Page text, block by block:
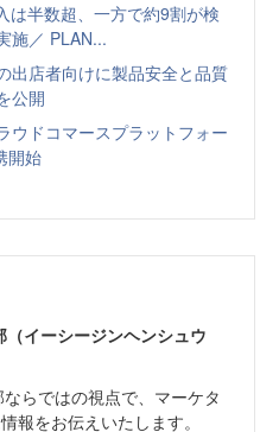
は半数超、一方で約9割が検
施／ PLAN...
出店者向けに製品安全と品質
公開
ウドコマースプラットフォー
開始
イーシージンヘンシュウ
らではの視点で、マーケタ
報をお伝えいたします。